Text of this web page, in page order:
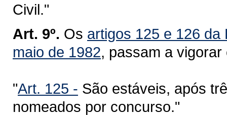
Civil."
Art. 9º. Os artigos 125 e 126 da
maio de 1982, passam a
"Art. 125 - São estáveis, após
nomeados por concurso."